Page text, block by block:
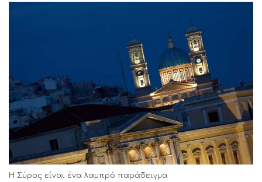
Η Σύρος είναι ένα λαμπρό παράδειγμα